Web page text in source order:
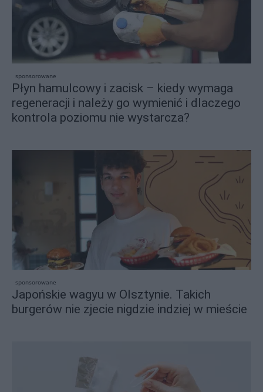
sponsorowane
Płyn hamulcowy i zacisk – kiedy wymaga
regeneracji i należy go wymienić i dlaczego
kontrola poziomu nie wystarcza?
sponsorowane
Japońskie wagyu w Olsztynie. Takich
burgerów nie zjecie nigdzie indziej w mieście